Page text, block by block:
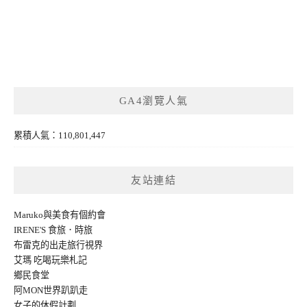
GA4瀏覽人氣
累積人氣：110,801,447
友站連結
Maruko與美食有個約會
IRENE'S 食旅．時旅
布雷克的出走旅行視界
艾瑪 吃喝玩樂札記
鄉民食堂
阿MON世界趴趴走